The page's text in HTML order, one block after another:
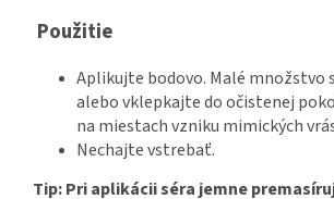
Použitie
Aplikujte bodovo. Malé množstvo
alebo vklepkajte do očistenej
na miestach vzniku mimických
Nechajte vstrebať.
Tip: Pri aplikácii séra jemne